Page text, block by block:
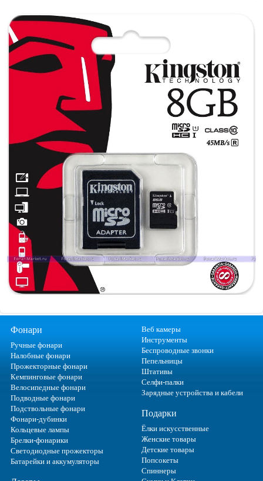
Фонари
Ручные фонари
Налобные фонари
Прожекторные фонари
Кемпинговые фонари
Велосипедные фонари
Подводные фонари
Подствольные фонари
Фонари-дубинки
Кольцевые лампы
Брелки-фонарики
Светодиодные прожекторы
Батарейки и аккумуляторы
Веб камеры
Инструменты
Беспроводные звонки
Пепельницы
Штативы
Селфи-палки
Зарядные устройства и кабели
Подарки
Ёлки искусственные
Женские товары
Детские товары
Попсокеты
Спиннеры